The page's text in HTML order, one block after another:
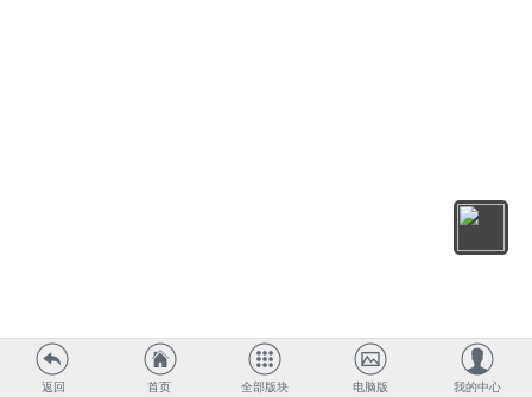
返回 首页 全部版块 电脑版 我的中心